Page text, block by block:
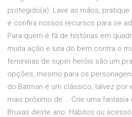
protegido(a). Lave as mãos,
e confira nossos recursos para se
Para quem é fã de histórias em
muita ação e luta do bem contra o
femininas de super heróis são um
opções, mesmo para os
do Batman é um clássico, talvez por
mais próximo de … Crie uma fantasia
Bruxas deste ano. Hábitos ou